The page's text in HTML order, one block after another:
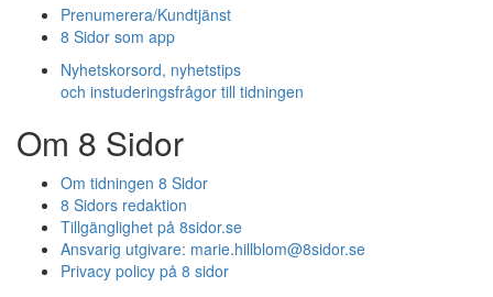
Prenumerera/Kundtjänst
8 Sidor som app
Nyhetskorsord, nyhetstips
och instuderingsfrågor till tidningen
Om 8 Sidor
Om tidningen 8 Sidor
8 Sidors redaktion
Tillgänglighet på 8sidor.se
Ansvarig utgivare: marie.hillblom@8sidor.se
Privacy policy på 8 sidor